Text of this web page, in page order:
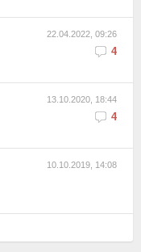
22.04.2022, 09:26
4
13.10.2020, 18:44
4
10.10.2019, 14:08